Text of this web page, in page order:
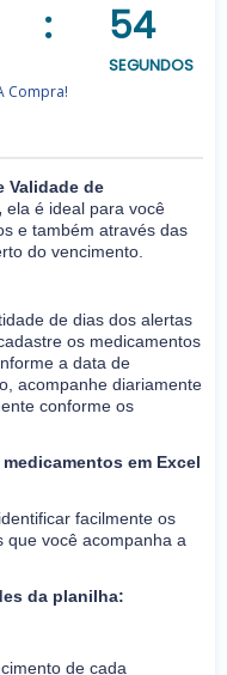
: 54
SEGUNDOS
Compra!
Validade de
ela é ideal para você
e também através das
do vencimento.
de dias dos alertas
os medicamentos
a data de
acompanhe diariamente
conforme os
em Excel
facilmente os
que você acompanha a
da planilha:
de cada